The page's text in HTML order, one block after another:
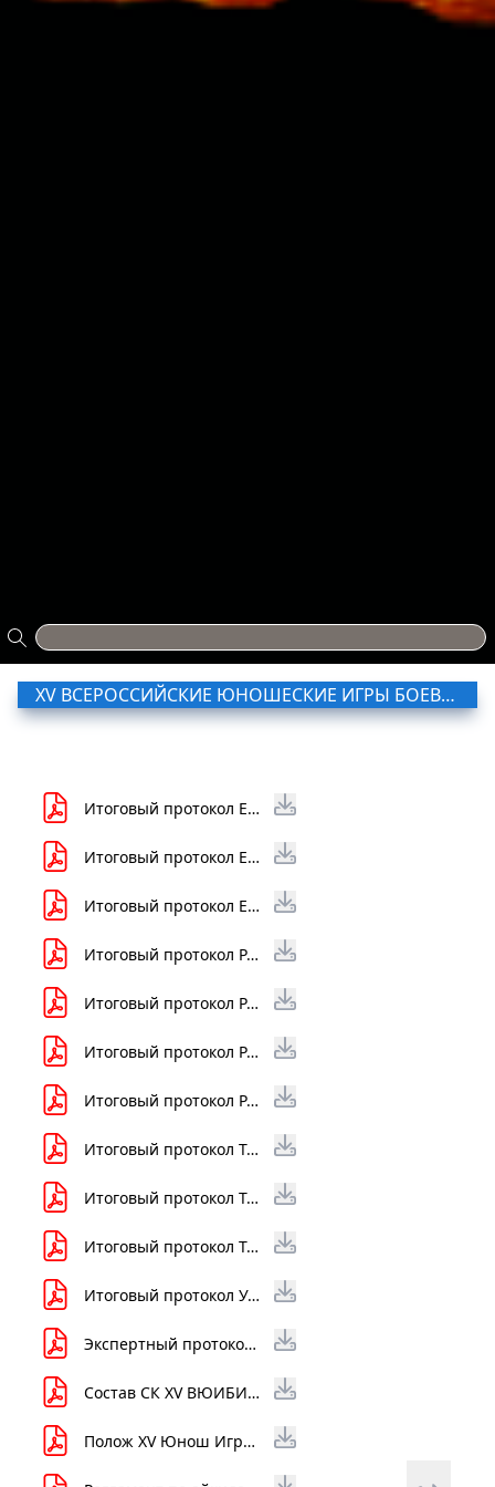
XV ВСЕРОССИЙСКИЕ ЮНОШЕСКИЕ ИГРЫ БОЕВЫХ ИСКУССТВ 2023 (КРАСНОДАРСКИЙ КРАЙ, Г-К АНАПА)
Итоговый протокол ЕА 13-15 лет XV ВЮИБИ.pdf
Итоговый протокол ЕА 16-18 лет XV ВЮИБИ.pdf
Итоговый протокол ЕА Кихон-вадза 10-12 лет XV ВЮИБИ.pdf
Итоговый протокол РА Дзюи-вадза группа XV ВЮИБИ.pdf
Итоговый протокол РА Дзюи-вадза пара XV ВЮИБИ.pdf
Итоговый протокол РА Кихон-вадза 10-12 лет XV ВЮИБИ.pdf
Итоговый протокол РА рандори 16-18 лет XV ВЮИБИ.pdf
Итоговый протокол ТА 10-12 лет XV ВЮИБИ.pdf
Итоговый протокол ТА 13-15 лет XV ВЮИБИ.pdf
Итоговый протокол ТА 16-18 лет XV ВЮИБИ.pdf
Итоговый протокол УА XV ВЮИБИ.pdf
Экспертный протокол АА XV ВЮИБИ.pdf
Состав СК XV ВЮИБИ.pdf
Полож XV Юнош Игры БИ _РСБИ_2023г..pdf